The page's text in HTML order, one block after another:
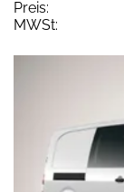
Preis:
MWSt: